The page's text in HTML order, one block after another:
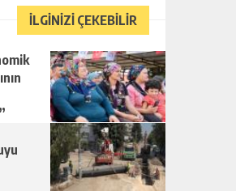
İLGİNİZİ ÇEKEBİLİR